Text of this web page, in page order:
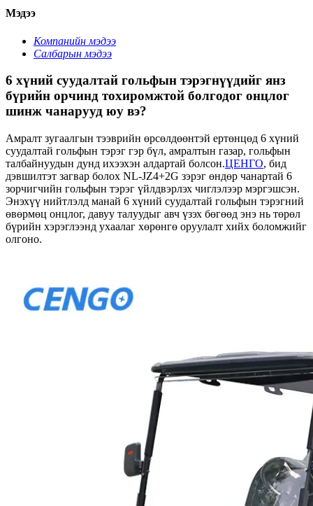
Мэдээ
Компанийн мэдээ
Салбарын мэдээ
6 хүний ​​суудалтай гольфын тэрэгнүүдийг янз
бүрийн орчинд тохиромжтой болгодог онцлог
шинж чанарууд юу вэ?
Амралт зугаалгын тээврийн өрсөлдөөнтэй ертөнцөд 6 хүний ​​
суудалтай гольфын тэрэг гэр бүл, амралтын газар, гольфын
талбайнуудын дунд ихээхэн алдартай болсон.ЦЕНГО, бид
дэвшилтэт загвар болох NL-JZ4+2G зэрэг өндөр чанартай 6
зорчигчийн гольфын тэрэг үйлдвэрлэх чиглэлээр мэргэшсэн.
Энэхүү нийтлэлд манай 6 хүний ​​суудалтай гольфын тэрэгний
өвөрмөц онцлог, давуу талуудыг авч үзэх бөгөөд энэ нь төрөл
бүрийн хэрэглээнд ухаалаг хөрөнгө оруулалт хийх боломжийг
олгоно.